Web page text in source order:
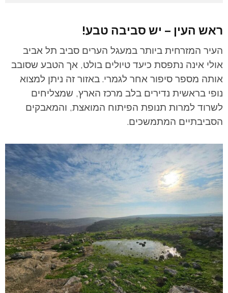
ראש העין – יש סביבה טבע!
העיר המזרחית ביותר במעגל הערים סביב תל אביב
אולי אינה נתפסת כיעד טיולים בולט, אך הטבע שסובב
אותה מספר סיפור אחר לגמרי. באזור זה ניתן למצוא
נופי בראשית נדירים בלב מרכז הארץ, שמצליחים
לשרוד למרות תנופת הפיתוח המואצת, והמאבקים
הסביבתיים המתמשכים.